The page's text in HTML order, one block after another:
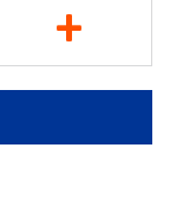
+